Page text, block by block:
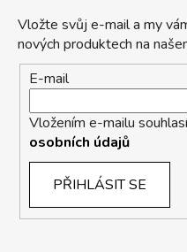
Vložte svůj e-mail a my
nových produktech na
E-mail
Vložením e-mailu
osobních údajů
PŘIHLÁSIT SE